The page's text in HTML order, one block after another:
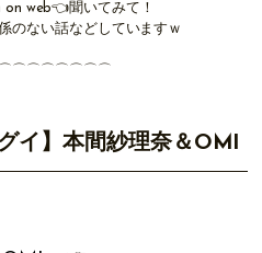
on web👈聞いてみて！
のない話などしていますｗ
】本間紗理奈＆OMI